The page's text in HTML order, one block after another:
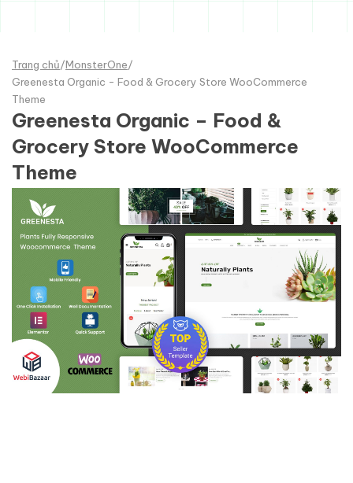
Trang chủ/MonsterOne/
Greenesta Organic - Food & Grocery Store WooCommerce
Theme
Greenesta Organic – Food &
Grocery Store WooCommerce
Theme